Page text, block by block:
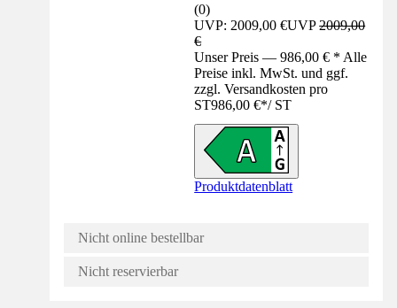
(0)
UVP: 2009,00 €UVP2009,00
€
Unser Preis — 986,00 € * Alle
Preise inkl. MwSt. und ggf.
zzgl. Versandkosten pro
ST986,00 €*/ ST
Produktdatenblatt
Nicht online bestellbar
Nicht reservierbar